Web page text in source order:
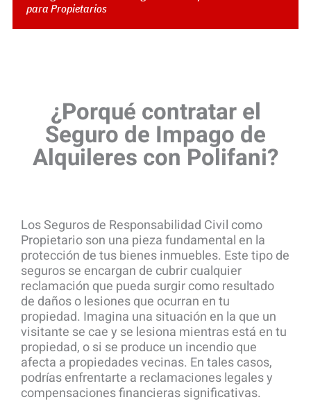
para Propietarios
¿Porqué contratar el
Seguro de Impago de
Alquileres con Polifani?
Los Seguros de Responsabilidad Civil como
Propietario son una pieza fundamental en la
protección de tus bienes inmuebles. Este tipo de
seguros se encargan de cubrir cualquier
reclamación que pueda surgir como resultado
de daños o lesiones que ocurran en tu
propiedad. Imagina una situación en la que un
visitante se cae y se lesiona mientras está en tu
propiedad, o si se produce un incendio que
afecta a propiedades vecinas. En tales casos,
podrías enfrentarte a reclamaciones legales y
compensaciones financieras significativas.